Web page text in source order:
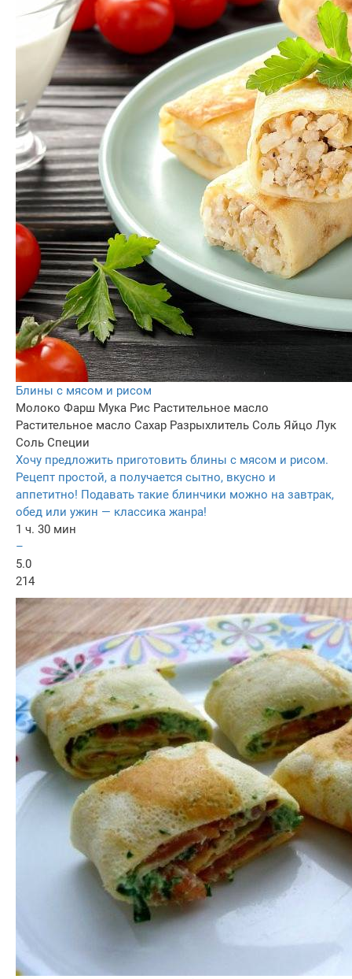
Блины с мясом и рисом
Молоко Фарш Мука Рис Растительное масло
Растительное масло Сахар Разрыхлитель Соль Яйцо Лук
Соль Специи
Хочу предложить приготовить блины с мясом и рисом.
Рецепт простой, а получается сытно, вкусно и
аппетитно! Подавать такие блинчики можно на завтрак,
обед или ужин — классика жанра!
1 ч. 30 мин
–
5.0
214